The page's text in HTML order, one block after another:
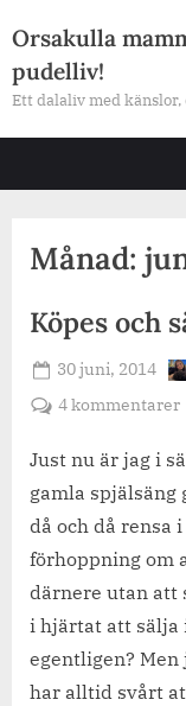
to
content
Orsakulla
pudelliv!
Ett dalaliv med
Månad:
Köpes och
Posted
on
30 juni, 2014
4 kommentarer
Just nu är jag i
gamla spjälsäng
då och då rensa
förhoppning om
därnere utan att
i hjärtat att sälja
egentligen?
har alltid svårt